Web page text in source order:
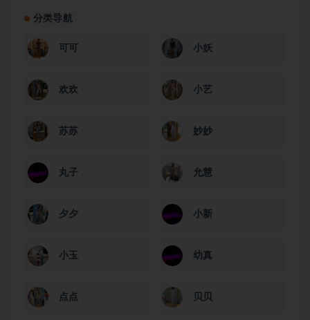
分类导航
可可 小妖
欢欢 小艺
苏苏 妙妙
丸子 允慧
夕夕 小新
小玉 幼真
点点 贝贝